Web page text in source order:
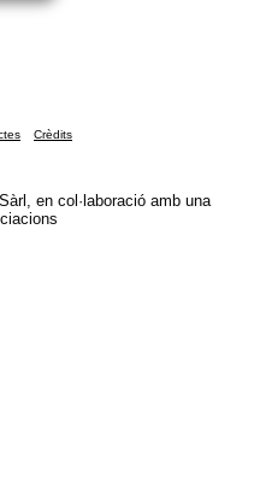
Crèdits
en col·laboració amb una